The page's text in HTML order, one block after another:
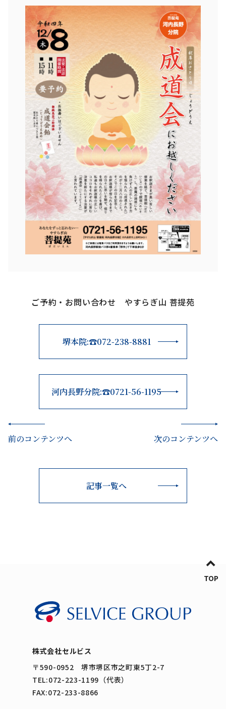
TOP
ご予約・お問い合わせ やすらぎ山 菩提苑
堺本院:☎072-238-8881
河内長野分院:☎0721-56-1195
前のコンテンツへ 次のコンテンツへ
記事一覧へ
株式会社セルビス
〒590-0952 堺市堺区市之町東5丁2-7
TEL:072-223-1199（代表）
FAX:072-233-8866